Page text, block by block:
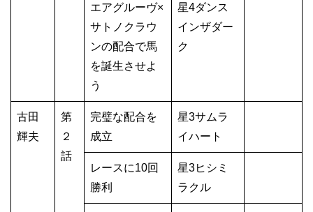
エアグルーヴ×
サトノクラウ
ンの配合で馬
を誕生させよ
う
星4ダンス
インザダー
ク
古田
輝夫
第
２
話
完璧な配合を
成立
星3サムラ
イハート
レースに10回
勝利
星3ヒシミ
ラクル